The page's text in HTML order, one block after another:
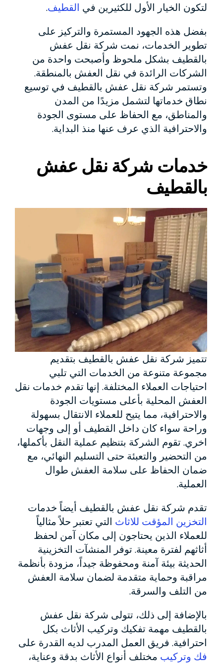
لتكون الخيار الأول للكثيرين في القطيف.
بفضل هذه الجهود المستمرة والتركيز على
تطوير الخدمات، نمت شركة نقل عفش
بالقطيف بشكل ملحوظ وأصبحت واحدة من
الشركات الرائدة في نقل العفش بالمنطقة.
وتستمر شركة نقل عفش بالقطيف في توسيع
نطاق خدماتها لتشمل مزيدًا من المدن
والمناطق، مع الحفاظ على مستوى الجودة
والاحترافية الذي عرف عنها منذ البداية.
خدمات شركة نقل عفش
بالقطيف
تتميز شركة نقل عفش بالقطيف بتقديم
مجموعة متنوعة من الخدمات التي تلبي
احتياجات العملاء المختلفة. إنها تقدم خدمات نقل
العفش المحلية بأعلى مستويات الجودة
والاحترافية، مما يتيح للعملاء الانتقال بسهولة
وراحة سواء كان داخل القطيف أو إلى وجهات
اخري. تقوم الشركة بتنظيم عملية النقل بأكملها،
من التحضير والتعبئة حتى التسليم النهائي، مع
ضمان الحفاظ على سلامة العفش طوال
العملية.
تقدم شركة نقل عفش بالقطيف أيضاً خدمات
التخزين المؤقت للاثاث التي تعتبر حلاً مثالياً
للعملاء الذين يحتاجون إلى مكان آمن لحفظ
أثاثهم لفترة معينة. توفر المنشآت التخزينية
الحديثة بيئة آمنة ومحفوظة جيداً، مزودة بأنظمة
مراقبة وحماية متقدمة لضمان سلامة العفش
من التلف والسرقة.
بالإضافة إلى ذلك، تتولى شركة نقل عفش
بالقطيف مهمة تفكيك وتركيب الأثاث بكل
احترافية. فريق العمل المدرب لديه القدرة على
فك وتركيب مختلف أنواع الأثاث بدقة وعناية،